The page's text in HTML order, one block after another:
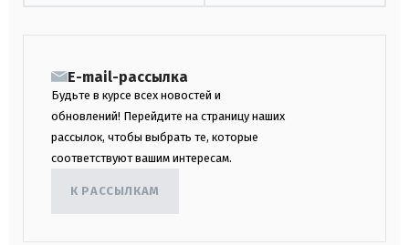
E-mail-рассылка
Будьте в курсе всех новостей и
обновлений! Перейдите на страницу наших
рассылок, чтобы выбрать те, которые
соответствуют вашим интересам.
К РАССЫЛКАМ